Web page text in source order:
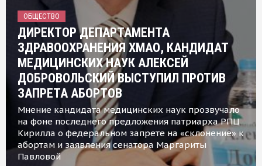
ОБЩЕСТВО
ДИРЕКТОР ДЕПАРТАМЕНТА
ЗДРАВООХРАНЕНИЯ ХМАО, КАНДИДАТ
МЕДИЦИНСКИХ НАУК АЛЕКСЕЙ
ДОБРОВОЛЬСКИЙ ВЫСТУПИЛ ПРОТИВ
ЗАПРЕТА АБОРТОВ
Мнение кандидата медицинских наук прозвучало
на фоне последнего предложения патриарха РПЦ
Кирилла о федеральном запрете на «склонение» к
абортам и заявления сенатора Маргариты
Павловой